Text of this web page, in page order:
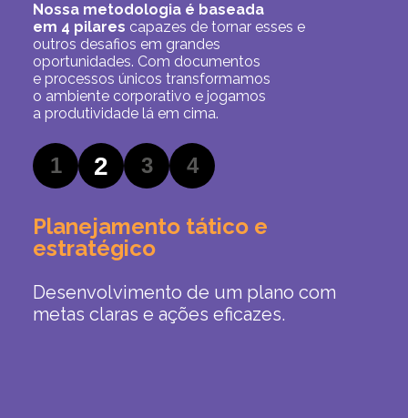
Nossa metodologia é baseada
em 4 pilares capazes de tornar esses e
outros desafios em grandes
oportunidades. Com documentos
e processos únicos transformamos
o ambiente corporativo e jogamos
a produtividade lá em cima.
1 2 3 4
Planejamento tático e
estratégico
Desenvolvimento de um plano com
metas claras e ações eficazes.